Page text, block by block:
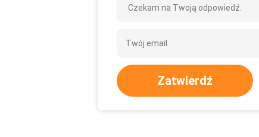
Czekam na Twoją odpowiedź.
Zatwierdź